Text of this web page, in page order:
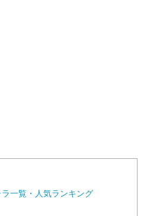
ラ一覧・人気ランキング